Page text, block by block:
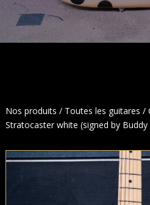
Nos produits / Toutes les guitares /
Stratocaster white (signed by Buddy